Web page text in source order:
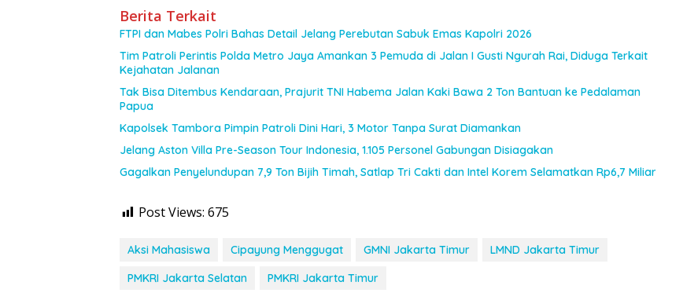
Berita Terkait
FTPI dan Mabes Polri Bahas Detail Jelang Perebutan Sabuk Emas Kapolri 2026
Tim Patroli Perintis Polda Metro Jaya Amankan 3 Pemuda di Jalan I Gusti Ngurah Rai, Diduga Terkait
Kejahatan Jalanan
Tak Bisa Ditembus Kendaraan, Prajurit TNI Habema Jalan Kaki Bawa 2 Ton Bantuan ke Pedalaman
Papua
Kapolsek Tambora Pimpin Patroli Dini Hari, 3 Motor Tanpa Surat Diamankan
Jelang Aston Villa Pre-Season Tour Indonesia, 1.105 Personel Gabungan Disiagakan
Gagalkan Penyelundupan 7,9 Ton Bijih Timah, Satlap Tri Cakti dan Intel Korem Selamatkan Rp6,7 Miliar
Post Views: 675
Aksi Mahasiswa Cipayung Menggugat GMNI Jakarta Timur
LMND Jakarta Timur
PMKRI Jakarta Selatan
PMKRI Jakarta Timur